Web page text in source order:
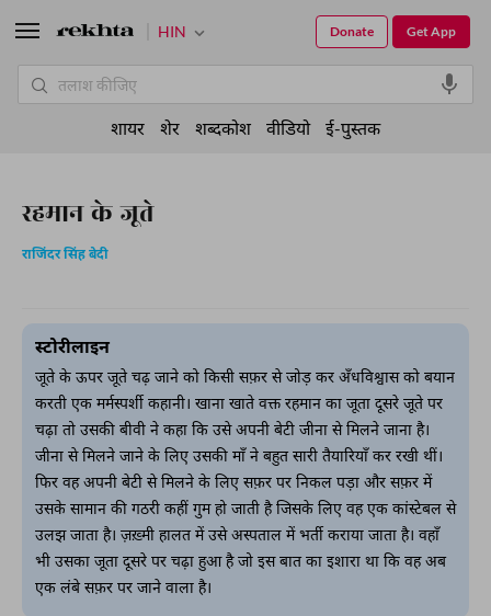
रहमान के जूते
राजिंदर सिंह बेदी
स्टोरीलाइन
जूते के ऊपर जूते चढ़ जाने को किसी सफ़र से जोड़ कर अँधविश्वास को बयान
करती एक मर्मस्पर्शी कहानी। खाना खाते वक्त रहमान का जूता दूसरे जूते पर
चढ़ा तो उसकी बीवी ने कहा कि उसे अपनी बेटी जीना से मिलने जाना है।
जीना से मिलने जाने के लिए उसकी माँ ने बहुत सारी तैयारियाँ कर रखी थीं।
फिर वह अपनी बेटी से मिलने के लिए सफ़र पर निकल पड़ा और सफ़र में
उसके सामान की गठरी कहीं गुम हो जाती है जिसके लिए वह एक कांस्टेबल से
उलझ जाता है। ज़ख़्मी हालत में उसे अस्पताल में भर्ती कराया जाता है। वहाँ
भी उसका जूता दूसरे पर चढ़ा हुआ है जो इस बात का इशारा था कि वह अब
एक लंबे सफ़र पर जाने वाला है।
HIN Get App
Donate
शायर शेर शब्दकोश वीडियो ई-पुस्तक